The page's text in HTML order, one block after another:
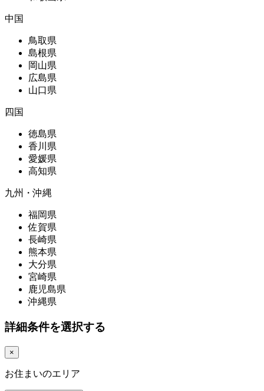
中国
鳥取県
島根県
岡山県
広島県
山口県
四国
徳島県
香川県
愛媛県
高知県
九州・沖縄
福岡県
佐賀県
長崎県
熊本県
大分県
宮崎県
鹿児島県
沖縄県
詳細条件を選択する
×
お住まいのエリア